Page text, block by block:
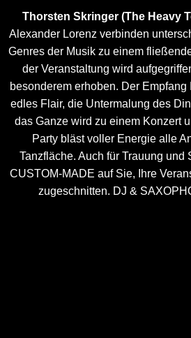
Thorsten Skringer (The Heavy
Alexander Lorenz verbinden
Genres der Musik zu einem
der Veranstaltung wird
besonderem erhoben. Der
edles Flair, die Untermalung des
das Ganze wird zu einem Konzert
Party bläst voller Energie alle
Tanzfläche. Auch für Trauung und
CUSTOM-MADE auf Sie, Ihre
zugeschnitten. DJ &